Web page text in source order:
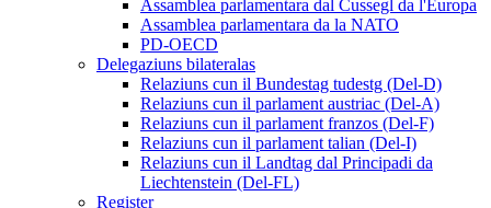
Assamblea parlamentara dal Cussegl da l'Europa
Assamblea parlamentara da la NATO
PD-OECD
Delegaziuns bilateralas
Relaziuns cun il Bundestag tudestg (Del-D)
Relaziuns cun il parlament austriac (Del-A)
Relaziuns cun il parlament franzos (Del-F)
Relaziuns cun il parlament talian (Del-I)
Relaziuns cun il Landtag dal Principadi da
Liechtenstein (Del-FL)
Register